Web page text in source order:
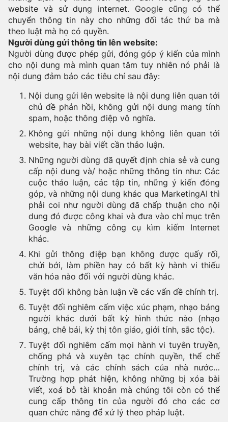
website và sử dụng internet. Google cũng có thể
chuyển thông tin này cho những đối tác thứ ba mà
theo luật mà họ có quyền.
Người dùng gửi thông tin lên website:
Người dùng được phép gửi, đóng góp ý kiến của mình
cho nội dung mà mình quan tâm tuy nhiên nó phải là
nội dung đảm bảo các tiêu chí sau đây:
Nội dung gửi lên website là nội dung liên quan tới
chủ đề phản hồi, không gửi nội dung mang tính
spam, hoặc thông điệp vô nghĩa.
Không gửi những nội dung không liên quan tới
website, hay bài viết cần thảo luận.
Những người dùng đã quyết định chia sẻ và cung
cấp nội dung và/ hoặc những thông tin như: Các
cuộc thảo luận, các tập tin, những ý kiến đóng
góp, và những nội dung khác qua MarketingAI thì
phải coi như người dùng đã chấp thuận cho nội
dung đó được công khai và đưa vào chỉ mục trên
Google và những công cụ kìm kiếm Internet
khác.
Khi gửi thông điệp bạn không được quấy rối,
chửi bới, làm phiền hay có bất kỳ hành vi thiếu
văn hóa nào đối với người dùng khác.
Tuyệt đối không bàn luận về các vấn đề chính trị.
Tuyệt đối nghiêm cấm việc xúc phạm, nhạo báng
người khác dưới bất kỳ hình thức nào (nhạo
báng, chê bái, kỳ thị tôn giáo, giới tính, sắc tộc).
Tuyệt đối nghiêm cấm mọi hành vi tuyên truyền,
chống phá và xuyên tạc chính quyền, thể chế
chính trị, và các chính sách của nhà nước…
Trường hợp phát hiện, không những bị xóa bài
viết, xoá bỏ tài khoản mà chúng tôi còn có thể
cung cấp thông tin của người đó cho các cơ
quan chức năng để xử lý theo pháp luật.